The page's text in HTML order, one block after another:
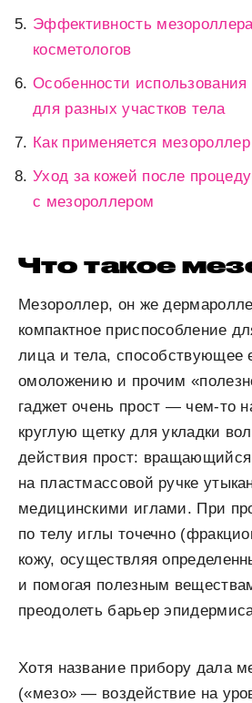
Эффективность
косметологов
Особенности
для разных участков тела
Как применяется
Уход за кожей после
с мезороллером
Что такое
Мезороллер, он же
компактное приспособление
лица и тела, способствующее
омоложению и прочим
гаджет очень прост — чем-то
круглую щетку для укладки
действия прост:
на пластмассовой ручке
медицинскими иглами. При
по телу иглы точечно
кожу, осуществляя
и помогая полезным
преодолеть барьер
Хотя название прибору дала
(«мезо» — воздействие на